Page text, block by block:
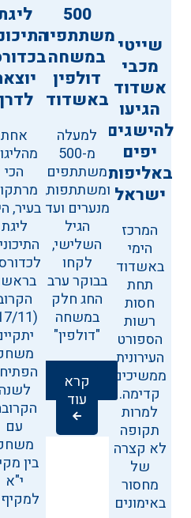
שייטי
מכבי
אשדוד
הגיעו
להישגים
יפים
באליפות
ישראל
המרכז
הימי
באשדוד
תחת
חסות
רשות
הספורט
העירונית
ממשיכים
קדימה.
למרות
תקופה
לא קצרה
של
מחסור
באימונים
500
משתתפים
במשחה
דולפין
באשדוד
למעלה
מ-500
משתתפים
ומשתתפות,
מנערים ועד
הגיל
השלישי,
לקחו
בבוקר ערב
החג חלק
במשחה
"דולפין"
קרא
עוד
אחת
הכי
בעיר,
ליגת
לשנה
עם
בין
י"א